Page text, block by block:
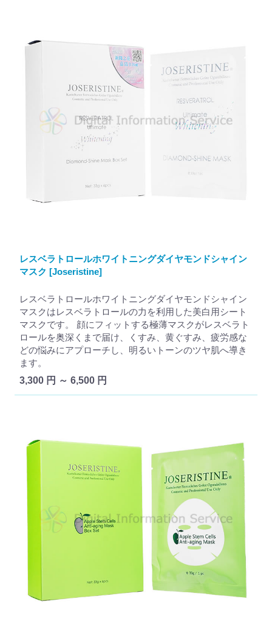
レスベラトロールホワイトニングダイヤモンドシャイン
マスク [Joseristine]
レスベラトロールホワイトニングダイヤモンドシャイン
マスクはレスベラトロールの力を利用した美白用シート
マスクです。 顔にフィットする極薄マスクがレスベラト
ロールを奥深くまで届け、くすみ、黄ぐすみ、疲労感な
どの悩みにアプローチし、明るいトーンのツヤ肌へ導き
ます。
3,300 円 ～ 6,500 円